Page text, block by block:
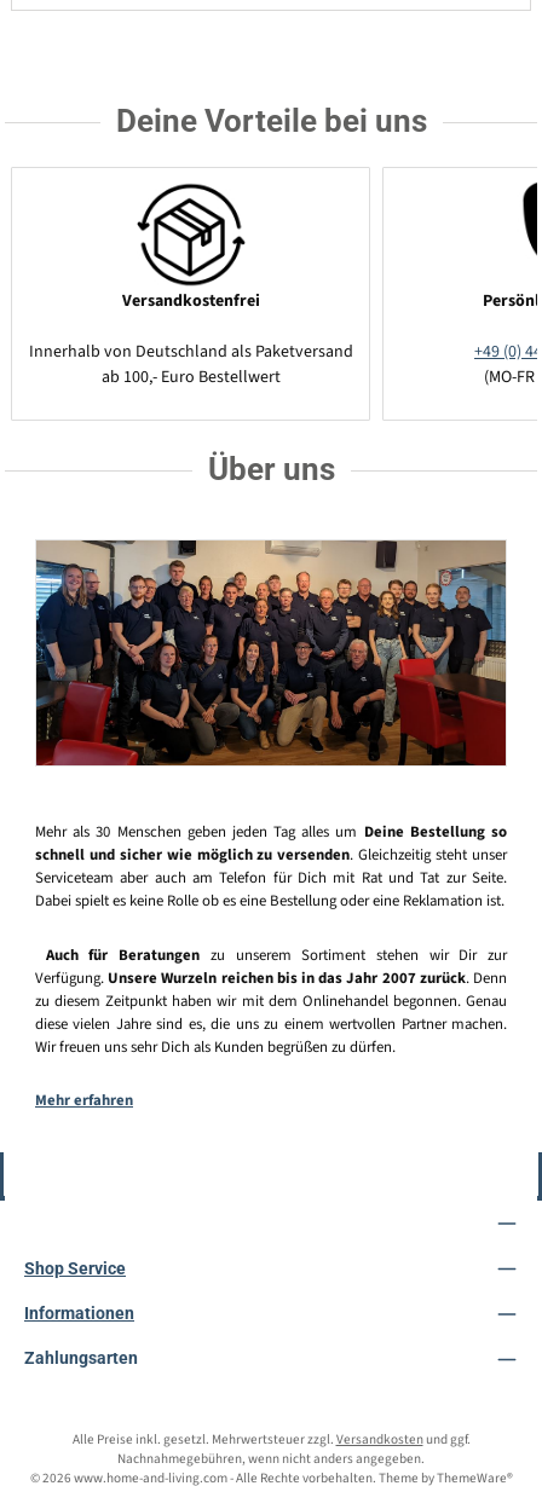
Deine Vorteile bei uns
Versandkostenfrei
Innerhalb von Deutschland als Paketversand
ab 100,- Euro Bestellwert
+49 (0)
(MO-
Über uns
Mehr als 30 Menschen geben jeden Tag alles um Deine Bestellung so
schnell und sicher wie möglich zu versenden. Gleichzeitig steht unser
Serviceteam aber auch am Telefon für Dich mit Rat und Tat zur Seite.
Dabei spielt es keine Rolle ob es eine Bestellung oder eine Reklamation ist.
Auch für Beratungen zu unserem Sortiment stehen wir Dir zur
Verfügung. Unsere Wurzeln reichen bis in das Jahr 2007 zurück. Denn
zu diesem Zeitpunkt haben wir mit dem Onlinehandel begonnen. Genau
diese vielen Jahre sind es, die uns zu einem wertvollen Partner machen.
Wir freuen uns sehr Dich als Kunden begrüßen zu dürfen.
Mehr erfahren
Shop Service
Informationen
Zahlungsarten
Alle Preise inkl. gesetzl. Mehrwertsteuer zzgl. Versandkostenund ggf.
Nachnahmegebühren, wenn nicht anders angegeben.
© 2026 www.home-and-living.com - Alle Rechte vorbehalten. Theme byThemeWare®